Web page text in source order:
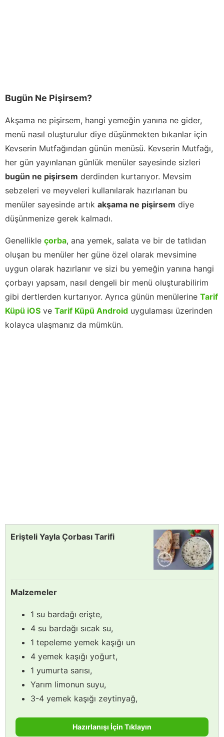
Bugün Ne Pişirsem?
Akşama ne pişirsem, hangi yemeğin yanına ne gider,
menü nasıl oluşturulur diye düşünmekten bıkanlar için
Kevserin Mutfağından günün menüsü. Kevserin Mutfağı,
her gün yayınlanan günlük menüler sayesinde sizleri
bugün ne pişirsem derdinden kurtarıyor. Mevsim
sebzeleri ve meyveleri kullanılarak hazırlanan bu
menüler sayesinde artık akşama ne pişirsem diye
düşünmenize gerek kalmadı.
Genellikle çorba, ana yemek, salata ve bir de tatlıdan
oluşan bu menüler her güne özel olarak mevsimine
uygun olarak hazırlanır ve sizi bu yemeğin yanına hangi
çorbayı yapsam, nasıl dengeli bir menü oluşturabilirim
gibi dertlerden kurtarıyor. Ayrıca günün menülerine Tarif
Küpü iOS ve Tarif Küpü Android uygulaması üzerinden
kolayca ulaşmanız da mümkün.
Erişteli Yayla Çorbası Tarifi
Malzemeler
1 su bardağı erişte,
4 su bardağı sıcak su,
1 tepeleme yemek kaşığı un
4 yemek kaşığı yoğurt,
1 yumurta sarısı,
Yarım limonun suyu,
3-4 yemek kaşığı zeytinyağ,
Hazırlanışı İçin Tıklayın